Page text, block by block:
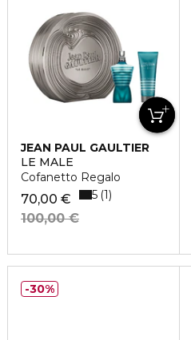
JEAN PAUL GAULTIER
LE MALE
Cofanetto Regalo
70,00 €
100,00 €
5 1
30%